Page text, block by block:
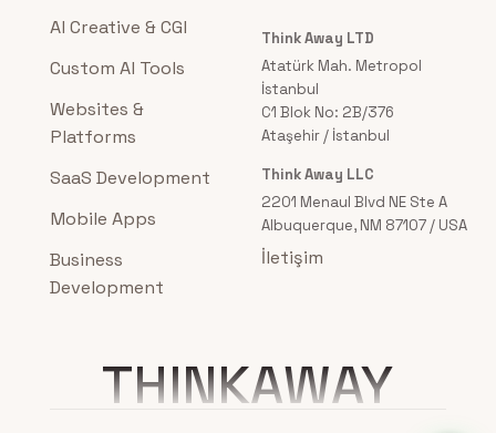
AI Creative & CGI
Custom AI Tools
Websites &
Platforms
SaaS Development
Mobile Apps
Business
Development
Think Away LTD
Atatürk Mah. Metropol
İstanbul
C1 Blok No: 2B/376
Ataşehir / İstanbul
Think Away LLC
2201 Menaul Blvd NE Ste A
Albuquerque, NM 87107 / USA
İletişim
THINKAWAY